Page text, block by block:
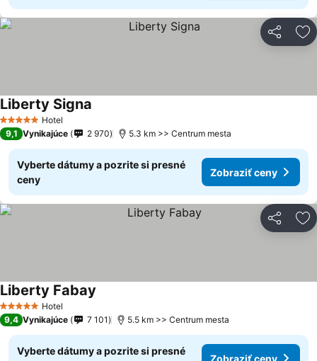
Zdieľať
5 Počet hviezdičiek
Hotel
Liberty Signa
9,1 Vynikajúce 2 970 5.3 km >> Centrum mesta
Vyberte dátumy a pozrite si presné
ceny
Zobraziť ceny
Zdieľať
5 Počet hviezdičiek
Hotel
Liberty Fabay
9,4 Vynikajúce 7 101 5.5 km >> Centrum mesta
Vyberte dátumy a pozrite si presné
Zobraziť ceny